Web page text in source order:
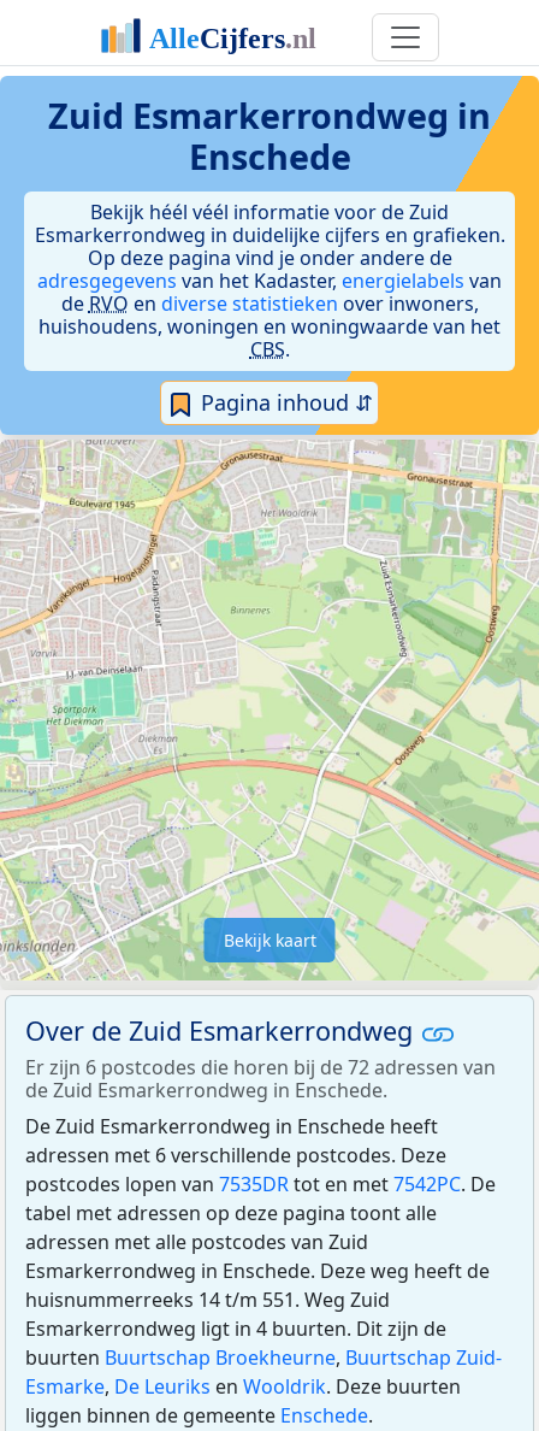
Zuid Esmarkerrondweg in
Enschede
Bekijk héél véél informatie voor de Zuid
Esmarkerrondweg in duidelijke cijfers en grafieken.
Op deze pagina vind je onder andere de
adresgegevens van het Kadaster, energielabels van
de RVO en diverse statistieken over inwoners,
huishoudens, woningen en woningwaarde van het
CBS.
Pagina inhoud ⇵
Bekijk kaart
Over de Zuid Esmarkerrondweg
Er zijn 6 postcodes die horen bij de 72 adressen van
de Zuid Esmarkerrondweg in Enschede.
De Zuid Esmarkerrondweg in Enschede heeft
adressen met 6 verschillende postcodes. Deze
postcodes lopen van 7535DRtot en met7542PC. De
tabel met adressen op deze pagina toont alle
adressen met alle postcodes van Zuid
Esmarkerrondweg in Enschede. Deze weg heeft de
huisnummerreeks 14 t/m 551. Weg Zuid
Esmarkerrondweg ligt in 4 buurten. Dit zijn de
buurten Buurtschap Broekheurne, Buurtschap Zuid-
Esmarke, De Leuriks en Wooldrik. Deze buurten
liggen binnen de gemeente Enschede.